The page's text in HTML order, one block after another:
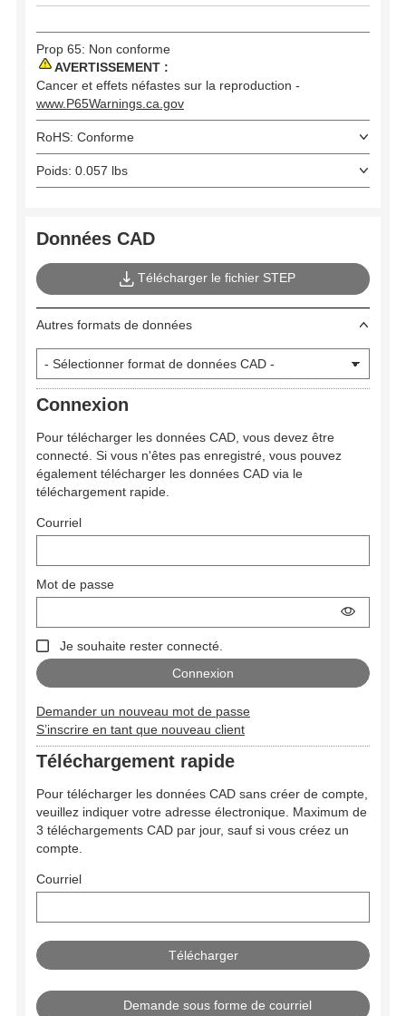
Prop 65: Non conforme
AVERTISSEMENT :
Cancer et effets néfastes sur la reproduction -
www.P65Warnings.ca.gov
RoHS: Conforme
Poids: 0.057 lbs
Données CAD
Télécharger le fichier STEP
Autres formats de données
Connexion
Pour télécharger les données CAD, vous devez être
connecté. Si vous n'êtes pas enregistré, vous pouvez
également télécharger les données CAD via le
téléchargement rapide.
Courriel
Mot de passe
Je souhaite rester connecté.
Demander un nouveau mot de passe
S’inscrire en tant que nouveau client
Téléchargement rapide
Pour télécharger les données CAD sans créer de compte,
veuillez indiquer votre adresse électronique. Maximum de
3 téléchargements CAD par jour, sauf si vous créez un
compte.
Courriel
Demande sous forme de courriel